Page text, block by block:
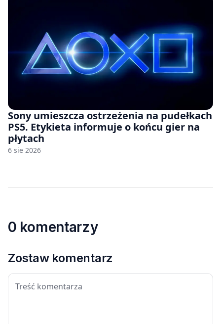
Sony umieszcza ostrzeżenia na pudełkach
PS5. Etykieta informuje o końcu gier na
płytach
6 sie 2026
0 komentarzy
Zostaw komentarz